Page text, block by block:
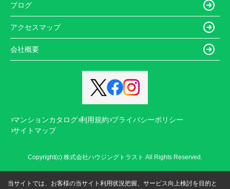
ブログ
アクセスマップ
会社概要
マンションカタログ 利用規約 プライバシーポリシー
サイトマップ
Copyright(c) 株式会社ハウジングトラスト All Rights Reserved.
当サイトでは、お客様の当サイト利用状況把握、サービス向上検討を目的と